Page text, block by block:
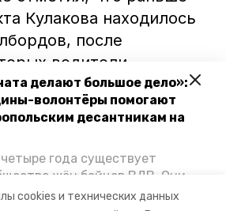
cookies и технических данных
делают большое дело»:
волонтёры помогают
десантникам на
года существует
жён бойцов ВДВ. Они
и продуктов для
Кулакова находилось
после
водители
на пёстрые
эксперта борьба с
в исторической
требует дальнейшего